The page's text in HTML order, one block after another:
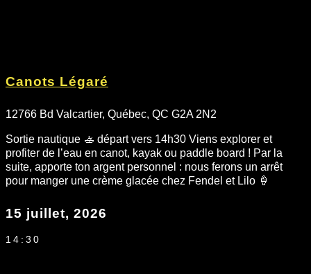
Canots Légaré
12766 Bd Valcartier, Québec, QC G2A 2N2
Sortie nautique 🚣 départ vers 14h30 Viens explorer et
profiter de l’eau en canot, kayak ou paddle board ! Par la
suite, apporte ton argent personnel : nous ferons un arrêt
pour manger une crème glacée chez Fendel et Lilo 🍦
15 juillet, 2026
14:30